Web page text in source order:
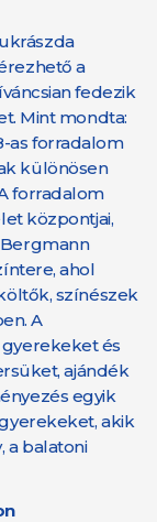
a
fedezik
Mint mondta:
as forradalom
különösen
forradalom
központjai,
ahol
színészek
A
gyerekeket és
ajándék
egyik
akik
a balatoni